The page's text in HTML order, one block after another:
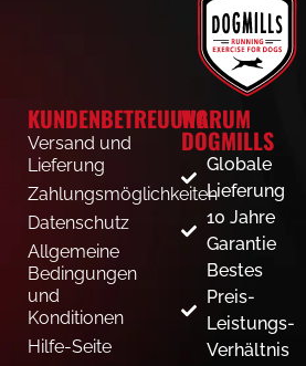
KUNDENBETREUUNG
Versand und
Lieferung
Zahlungsmöglichkeiten
Datenschutz
Allgemeine
Bedingungen
und
Konditionen
Hilfe-Seite
WARUM
DOGMILLS
Globale
Lieferung
10 Jahre
Garantie
Bestes
Preis-
Leistungs-
Verhältnis